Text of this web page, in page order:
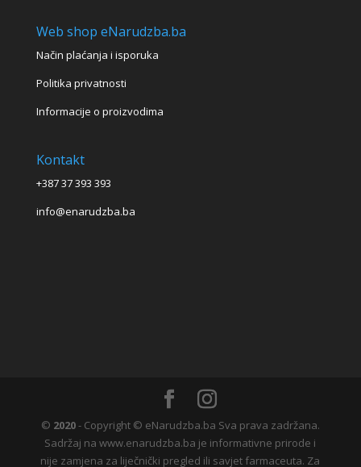
Web shop eNarudzba.ba
Način plaćanja i isporuka
Politika privatnosti
Informacije o proizvodima
Kontakt
+387 37 393 393
info@enarudzba.ba
© 2020- Copyright © eNarudzba.ba Sva prava zadržana.
Sadržaj na www.enarudzba.ba je informativne prirode i
nije zamjena za liječnički pregled ili savjet farmaceuta. Za